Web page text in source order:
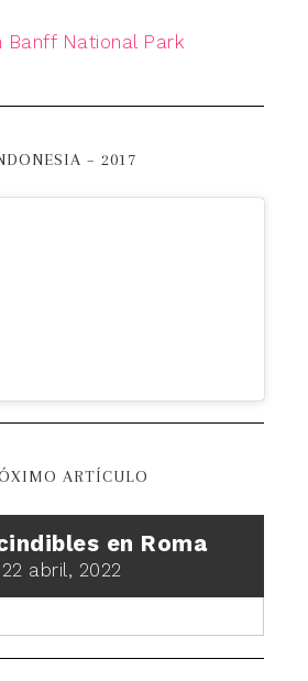
Banff National Park
– 2017
ARTÍCULO
en Roma
22 abril, 2022